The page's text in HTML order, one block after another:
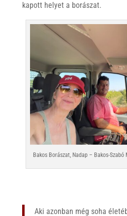
kapott helyet a borászat.
Bakos Borászat, Nadap – Bakos-
Aki azonban még soha